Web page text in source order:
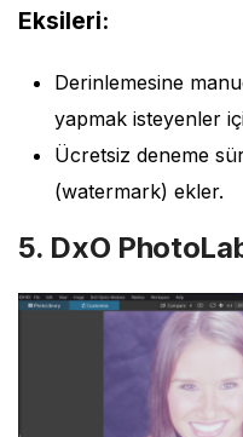
Eksileri:
Derinlemesine
yapmak isteyenler
Ücretsiz deneme
(watermark) ekler.
5. DxO